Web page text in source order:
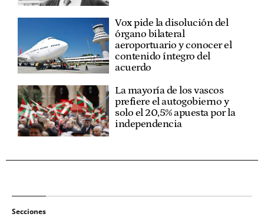
Vox pide la disolución del
órgano bilateral
aeroportuario y conocer el
contenido íntegro del
acuerdo
La mayoría de los vascos
prefiere el autogobierno y
solo el 20,5% apuesta por la
independencia
Secciones